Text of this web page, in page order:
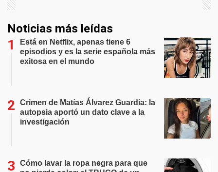
Noticias más leídas
Está en Netflix, apenas tiene 6
episodios y es la serie española más
exitosa en el mundo
Crimen de Matías Álvarez Guardia: la
autopsia aportó un dato clave a la
investigación
Cómo lavar la ropa negra para que